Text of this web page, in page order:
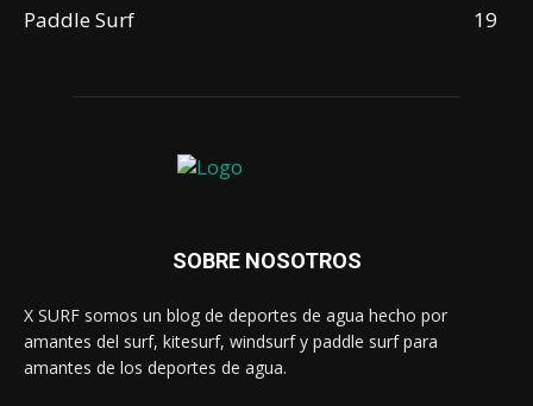
Paddle Surf
19
SOBRE NOSOTROS
X SURF somos un blog de deportes de agua hecho por
amantes del surf, kitesurf, windsurf y paddle surf para
amantes de los deportes de agua.